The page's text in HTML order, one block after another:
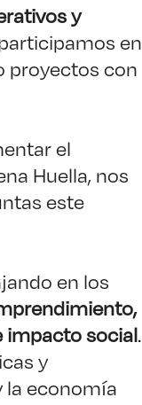
y
en
proyectos con
el
Huella, nos
este
en los
impacto social.
y
la economía